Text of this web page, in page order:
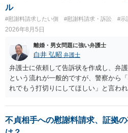
ル
#慰謝料請求したい側 #慰謝料請求・訴訟 #示
2026年8月5日
離婚・男女問題に強い弁護士
白井 弘昭 弁護士
弁護士に依頼して告訴状を作成し、弁
という流れが一般的ですが、警察から
れでもう打切りにしてほしい」と言わ
検察庁に訴えるのもありかもしれない
は、結局所轄だと思われますので、や
ないです。 一度、最寄りの「刑事に強
不貞相手への慰謝料請求、証拠